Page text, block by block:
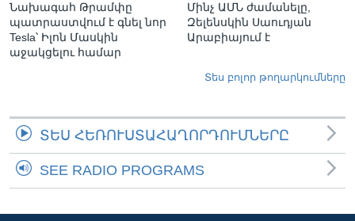
Նախագահ Թրամփը
պատրաստվում է գնել նոր
Tesla՝ Իլոն Մասկին
աջակցելու համար
Մինչ ԱՄՆ ժամանելը,
Զելենսկին Սաուդյան
Արաբիայում է
Տես բոլոր թողարկումները
ՏԵՍ ՀԵՌՈՒՍՏԱՀԱՂՈՐԴՈՒՄՆԵՐԸ
SEE RADIO PROGRAMS